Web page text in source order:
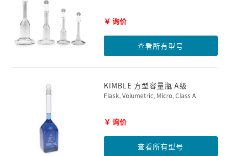
￥ 询价
查看所有型号
KIMBLE 方型容量瓶 A级
Flask, Volumetric, Micro, Class A
￥ 询价
查看所有型号